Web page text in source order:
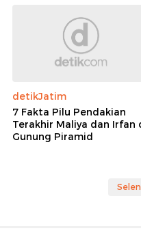
detikJatim
7 Fakta Pilu Pendakian
Terakhir Maliya dan Irfan
Gunung Piramid